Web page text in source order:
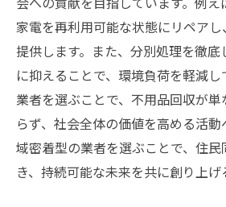
家電を再利用可能な状態にリペア
提供します。また、分別処理を徹
に抑えることで、環境負荷を軽減
業者を選ぶことで、不用品回収が
らず、社会全体の価値を高める活
域密着型の業者を選ぶことで、住
き、持続可能な未来を共に創り上げ